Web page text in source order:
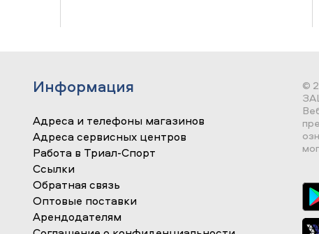
Информация
Адреса и телефоны магазинов
Адреса сервисных центров
Работа в Триал-Спорт
Ссылки
Обратная связь
Оптовые поставки
Арендодателям
©